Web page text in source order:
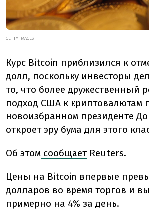
GETTY IMAGES
Курс Bitcoin приблизился к
долл, поскольку инвесторы
то, что более дружественный
подход США к криптовалютам
новоизбранном президенте
откроет эру бума для этого
Об этом сообщаетReuters.
Цены на Bitcoin впервые
долларов во время торгов и
примерно на 4% за день.